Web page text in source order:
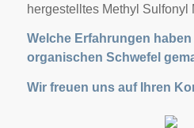
hergestelltes Methyl Sulfonyl
Welche Erfahrungen haben
organischen Schwefel
Wir freuen uns auf Ihren